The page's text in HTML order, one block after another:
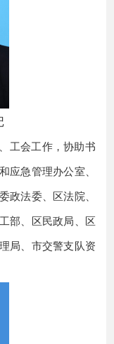
、工会工作，协助书
和应急管理办公室、
政法委、区法院、
部、区民政局、区
局、 市交警支队资